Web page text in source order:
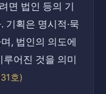
면 법인 등의 기
기획은 명시적·묵
, 법인의 의도에
어진 것을 의미
호)